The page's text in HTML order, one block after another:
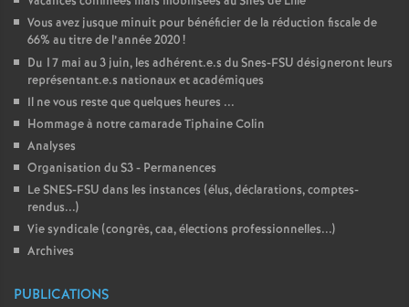
Vous avez jusque minuit pour bénéficier de la réduction fiscale de
66% au titre de l’année 2020!
Du 17 mai au 3 juin, les adhérent.e.s du Snes-FSU désigneront leurs
représentant.e.s nationaux et académiques
Il ne vous reste que quelques heures ...
Hommage à notre camarade Tiphaine Colin
Analyses
Organisation du S3 - Permanences
Le SNES-FSU dans les instances (élus, déclarations, comptes-
rendus...)
Vie syndicale (congrès, caa, élections professionnelles...)
Archives
PUBLICATIONS